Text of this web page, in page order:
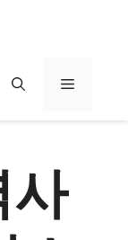
메
사